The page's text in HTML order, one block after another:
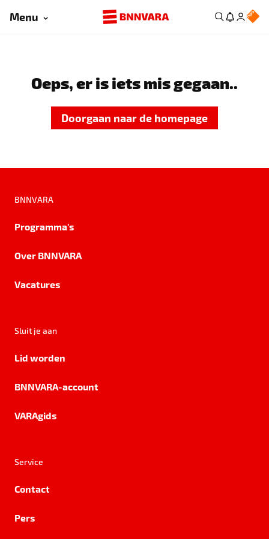
Menu
Oeps, er is iets mis gegaan..
Doorgaan naar de homepage
BNNVARA
Programma's
Over BNNVARA
Vacatures
Sluit je aan
Lid worden
BNNVARA-account
VARAgids
Service
Contact
Pers